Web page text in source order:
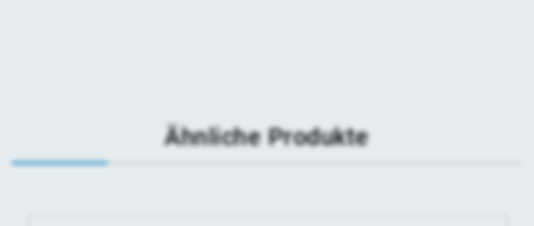
Ähnliche Produkte